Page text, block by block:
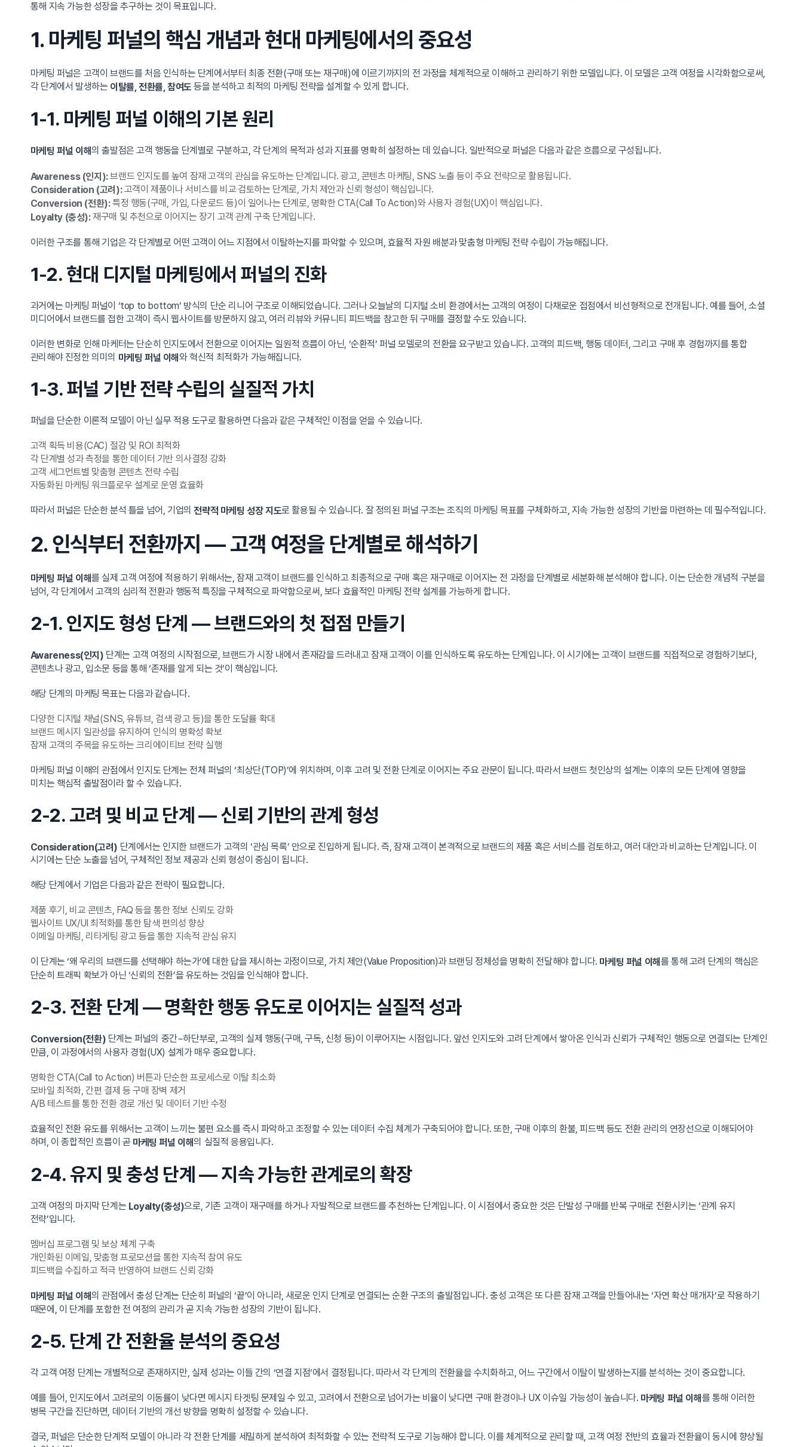
통해 지속 가능한 성장을 추구하는 것이 목표입니다.
1. 마케팅 퍼널의 핵심 개념과 현대 마케팅에서의 중요성
마케팅 퍼널은 고객이 브랜드를 처음 인식하는 단계에서부터 최종 전환(구매 또는 재구매)에 이르기까지의 전 과정을 체계적으로 이해하고 관리하기 위한 모델입니다. 이 모델은 고객 여정을 시각화함으로써,
각 단계에서 발생하는 이탈률, 전환률, 참여도 등을 분석하고 최적의 마케팅 전략을 설계할 수 있게 합니다.
1-1. 마케팅 퍼널 이해의 기본 원리
마케팅 퍼널 이해의 출발점은 고객 행동을 단계별로 구분하고, 각 단계의 목적과 성과 지표를 명확히 설정하는 데 있습니다. 일반적으로 퍼널은 다음과 같은 흐름으로 구성됩니다.
Awareness (인지):브랜드 인지도를 높여 잠재 고객의 관심을 유도하는 단계입니다. 광고, 콘텐츠 마케팅, SNS 노출 등이 주요 전략으로 활용됩니다.
Consideration (고려):고객이 제품이나 서비스를 비교‧검토하는 단계로, 가치 제안과 신뢰 형성이 핵심입니다.
Conversion (전환):특정 행동(구매, 가입, 다운로드 등)이 일어나는 단계로, 명확한 CTA(Call To Action)와 사용자 경험(UX)이 핵심입니다.
Loyalty (충성):재구매 및 추천으로 이어지는 장기 고객 관계 구축 단계입니다.
이러한 구조를 통해 기업은 각 단계별로 어떤 고객이 어느 지점에서 이탈하는지를 파악할 수 있으며, 효율적 자원 배분과 맞춤형 마케팅 전략 수립이 가능해집니다.
1-2. 현대 디지털 마케팅에서 퍼널의 진화
과거에는 마케팅 퍼널이 ‘top to bottom’ 방식의 단순 리니어 구조로 이해되었습니다. 그러나 오늘날의 디지털 소비 환경에서는 고객의 여정이 다채로운 접점에서 비선형적으로 전개됩니다. 예를 들어, 소셜
미디어에서 브랜드를 접한 고객이 즉시 웹사이트를 방문하지 않고, 여러 리뷰와 커뮤니티 피드백을 참고한 뒤 구매를 결정할 수도 있습니다.
이러한 변화로 인해 마케터는 단순히 인지도에서 전환으로 이어지는 일원적 흐름이 아닌, ‘순환적’ 퍼널 모델로의 전환을 요구받고 있습니다. 고객의 피드백, 행동 데이터, 그리고 구매 후 경험까지를 통합
관리해야 진정한 의미의 마케팅 퍼널 이해 와 혁신적 최적화가 가능해집니다.
1-3. 퍼널 기반 전략 수립의 실질적 가치
퍼널을 단순한 이론적 모델이 아닌 실무 적용 도구로 활용하면 다음과 같은 구체적인 이점을 얻을 수 있습니다.
고객 획득 비용(CAC) 절감 및 ROI 최적화
각 단계별 성과 측정을 통한 데이터 기반 의사결정 강화
고객 세그먼트별 맞춤형 콘텐츠 전략 수립
자동화된 마케팅 워크플로우 설계로 운영 효율화
따라서 퍼널은 단순한 분석 틀을 넘어, 기업의전략적 마케팅 성장 지도로 활용될 수 있습니다. 잘 정의된 퍼널 구조는 조직의 마케팅 목표를 구체화하고, 지속 가능한 성장의 기반을 마련하는 데 필수적입니다.
2. 인식부터 전환까지 — 고객 여정을 단계별로 해석하기
마케팅 퍼널 이해를 실제 고객 여정에 적용하기 위해서는, 잠재 고객이 브랜드를 인식하고 최종적으로 구매 혹은 재구매로 이어지는 전 과정을 단계별로 세분화해 분석해야 합니다. 이는 단순한 개념적 구분을
넘어, 각 단계에서 고객의 심리적 전환과 행동적 특징을 구체적으로 파악함으로써, 보다 효율적인 마케팅 전략 설계를 가능하게 합니다.
2-1. 인지도 형성 단계 — 브랜드와의 첫 접점 만들기
Awareness(인지) 단계는 고객 여정의 시작점으로, 브랜드가 시장 내에서 존재감을 드러내고 잠재 고객이 이를 인식하도록 유도하는 단계입니다. 이 시기에는 고객이 브랜드를 직접적으로 경험하기보다,
콘텐츠나 광고, 입소문 등을 통해 ‘존재를 알게 되는 것’이 핵심입니다.
해당 단계의 마케팅 목표는 다음과 같습니다.
다양한 디지털 채널(SNS, 유튜브, 검색 광고 등)을 통한 도달률 확대
브랜드 메시지 일관성을 유지하여 인식의 명확성 확보
잠재 고객의 주목을 유도하는 크리에이티브 전략 실행
마케팅 퍼널 이해의 관점에서 인지도 단계는 전체 퍼널의 ‘최상단(TOP)’에 위치하며, 이후 고려 및 전환 단계로 이어지는 주요 관문이 됩니다. 따라서 브랜드 첫인상의 설계는 이후의 모든 단계에 영향을
미치는 핵심적 출발점이라 할 수 있습니다.
2-2. 고려 및 비교 단계 — 신뢰 기반의 관계 형성
Consideration(고려) 단계에서는 인지한 브랜드가 고객의 ‘관심 목록’ 안으로 진입하게 됩니다. 즉, 잠재 고객이 본격적으로 브랜드의 제품 혹은 서비스를 검토하고, 여러 대안과 비교하는 단계입니다. 이
시기에는 단순 노출을 넘어, 구체적인 정보 제공과 신뢰 형성이 중심이 됩니다.
해당 단계에서 기업은 다음과 같은 전략이 필요합니다.
제품 후기, 비교 콘텐츠, FAQ 등을 통한 정보 신뢰도 강화
웹사이트 UX/UI 최적화를 통한 탐색 편의성 향상
이메일 마케팅, 리타게팅 광고 등을 통한 지속적 관심 유지
이 단계는 ‘왜 우리의 브랜드를 선택해야 하는가’에 대한 답을 제시하는 과정이므로, 가치 제안(Value Proposition)과 브랜딩 정체성을 명확히 전달해야 합니다. 마케팅 퍼널 이해 를 통해 고려 단계의 핵심은
단순히 트래픽 확보가 아닌 ‘신뢰의 전환’을 유도하는 것임을 인식해야 합니다.
2-3. 전환 단계 — 명확한 행동 유도로 이어지는 실질적 성과
Conversion(전환) 단계는 퍼널의 중간~하단부로, 고객의 실제 행동(구매, 구독, 신청 등)이 이루어지는 시점입니다. 앞선 인지도와 고려 단계에서 쌓아온 인식과 신뢰가 구체적인 행동으로 연결되는 단계인
만큼, 이 과정에서의 사용자 경험(UX) 설계가 매우 중요합니다.
명확한 CTA(Call to Action) 버튼과 단순한 프로세스로 이탈 최소화
모바일 최적화, 간편 결제 등 구매 장벽 제거
A/B 테스트를 통한 전환 경로 개선 및 데이터 기반 수정
효율적인 전환 유도를 위해서는 고객이 느끼는 불편 요소를 즉시 파악하고 조정할 수 있는 데이터 수집 체계가 구축되어야 합니다. 또한, 구매 이후의 환불, 피드백 등도 전환 관리의 연장선으로 이해되어야
하며, 이 종합적인 흐름이 곧 마케팅 퍼널 이해의 실질적 응용입니다.
2-4. 유지 및 충성 단계 — 지속 가능한 관계로의 확장
고객 여정의 마지막 단계는 Loyalty(충성)으로, 기존 고객이 재구매를 하거나 자발적으로 브랜드를 추천하는 단계입니다. 이 시점에서 중요한 것은 단발성 구매를 반복 구매로 전환시키는 ‘관계 유지
전략’입니다.
멤버십 프로그램 및 보상 체계 구축
개인화된 이메일, 맞춤형 프로모션을 통한 지속적 참여 유도
피드백을 수집하고 적극 반영하여 브랜드 신뢰 강화
마케팅 퍼널 이해의 관점에서 충성 단계는 단순히 퍼널의 ‘끝’이 아니라, 새로운 인지 단계로 연결되는 순환 구조의 출발점입니다. 충성 고객은 또 다른 잠재 고객을 만들어내는 ‘자연 확산 매개자’로 작용하기
때문에, 이 단계를 포함한 전 여정의 관리가 곧 지속 가능한 성장의 기반이 됩니다.
2-5. 단계 간 전환율 분석의 중요성
각 고객 여정 단계는 개별적으로 존재하지만, 실제 성과는 이들 간의 ‘연결 지점’에서 결정됩니다. 따라서 각 단계의 전환율을 수치화하고, 어느 구간에서 이탈이 발생하는지를 분석하는 것이 중요합니다.
예를 들어, 인지도에서 고려로의 이동률이 낮다면 메시지 타겟팅 문제일 수 있고, 고려에서 전환으로 넘어가는 비율이 낮다면 구매 환경이나 UX 이슈일 가능성이 높습니다. 마케팅 퍼널 이해 를 통해 이러한
병목 구간을 진단하면, 데이터 기반의 개선 방향을 명확히 설정할 수 있습니다.
결국, 퍼널은 단순한 단계적 모델이 아니라 각 전환 단계를 세밀하게 분석하여 최적화할 수 있는 전략적 도구로 기능해야 합니다. 이를 체계적으로 관리할 때, 고객 여정 전반의 효율과 전환율이 동시에 향상될